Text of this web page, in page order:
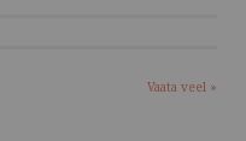
Vaata veel »